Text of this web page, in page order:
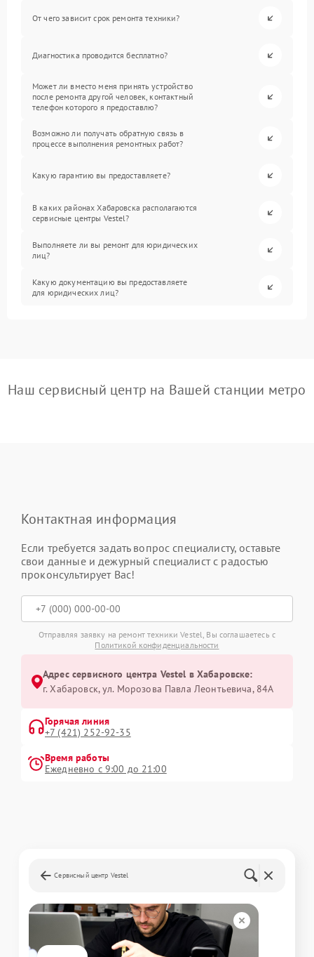
От чего зависит срок ремонта техники?
Диагностика проводится бесплатно?
Может ли вместо меня принять устройство
после ремонта другой человек, контактный
телефон которого я предоставлю?
Возможно ли получать обратную связь в
процессе выполнения ремонтных работ?
Какую гарантию вы предоставляете?
В каких районах Хабаровска располагаются
сервисные центры Vestel?
Выполняете ли вы ремонт для юридических
лиц?
Какую документацию вы предоставляете
для юридических лиц?
Наш сервисный центр на Вашей станции метро
Контактная информация
Если требуется задать вопрос специалисту, оставьте
свои данные и дежурный специалист с радостью
проконсультирует Вас!
Отправляя заявку на ремонт техники Vestel, Вы соглашаетесь с
Политикой конфиденциальности
Адрес сервисного центра Vestel в Хабаровске:
г. Хабаровск, ул. Морозова Павла Леонтьевича, 84А
Горячая линия
+7 (421) 252-92-35
Время работы
Ежедневно с 9:00 до 21:00
Сервисный центр Vestel